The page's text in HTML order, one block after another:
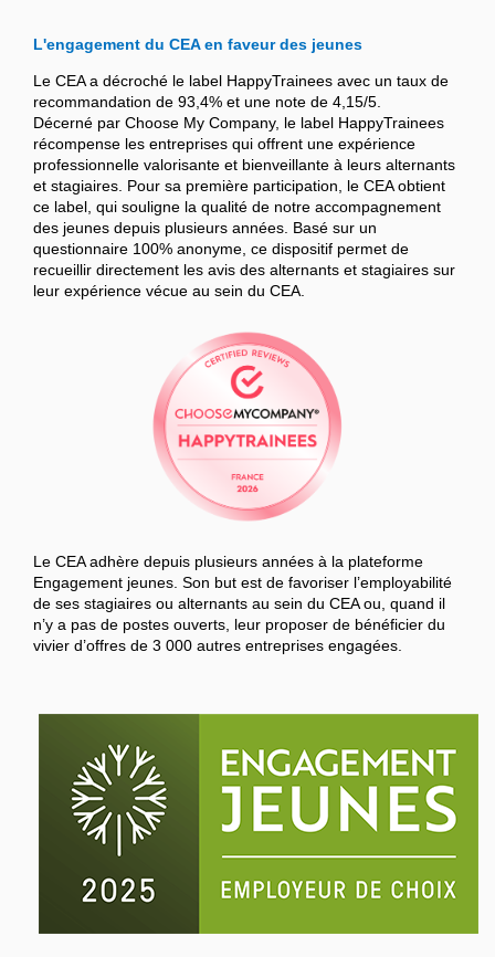
L'engagement du CEA en faveur des jeunes
Le CEA a décroché le label HappyTrainees avec un taux de
recommandation de 93,4% et une note de 4,15/5.
Décerné par Choose My Company, le label HappyTrainees
récompense les entreprises qui offrent une expérience
professionnelle valorisante et bienveillante à leurs alternants
et stagiaires. Pour sa première participation, le CEA obtient
ce label, qui souligne la qualité de notre accompagnement
des jeunes depuis plusieurs années. Basé sur un
questionnaire 100% anonyme, ce dispositif permet de
recueillir directement les avis des alternants et stagiaires sur
leur expérience vécue au sein du CEA.
Le CEA adhère depuis plusieurs années à la plateforme
Engagement jeunes. Son but est de favoriser l’employabilité
de ses stagiaires ou alternants au sein du CEA ou, quand il
n’y a pas de postes ouverts, leur proposer de bénéficier du
vivier d’offres de 3 000 autres entreprises engagées.